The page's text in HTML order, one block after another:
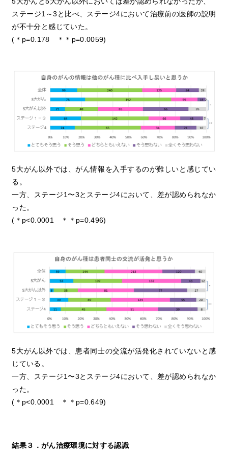
ステージ1～3と比べ、ステージ4において治療前の医師の説明
が不十分と感じていた。
(＊p=0.178 ＊＊p=0.0059)
5大がん以外では、がん情報を入手するのが難しいと感じてい
る。
一方、ステージ1〜3とステージ4において、差が認められなか
った。
(＊p<0.0001 ＊＊p=0.496)
5大がん以外では、患者同士の交流が活発化されていないと感
じている。
一方、ステージ1〜3とステージ4において、差が認められなか
った。
(＊p<0.0001 ＊＊p=0.649)
結果 ３ ．がん治療環境に対する認識